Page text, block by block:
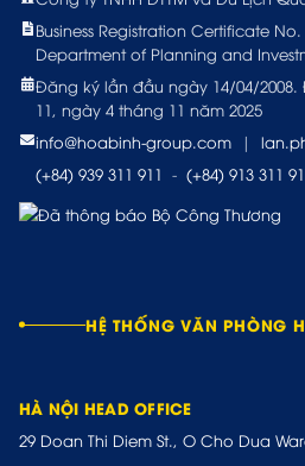
Business Registration Certificate
Department of Planning and
Đăng ký lần đầu ngày 14/04/
11, ngày 4 tháng 11 năm 2025
info@hoabinh-group.com
|
(+84) 939 311 911 - (+84) 913 311
HỆ THỐNG VĂN PHÒNG
HÀ NỘI HEAD OFFICE
29 Doan Thi Diem St., O Cho Dua